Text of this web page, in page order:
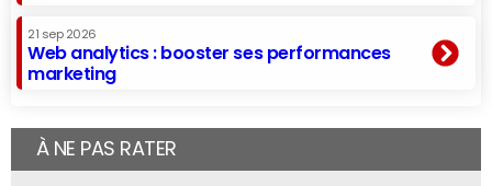
21 sep 2026
Web analytics : booster ses performances
marketing
À NE PAS RATER